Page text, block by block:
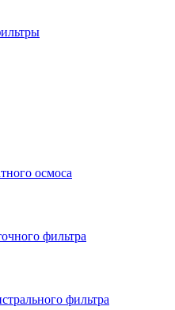
осмоса
фильтра
фильтра